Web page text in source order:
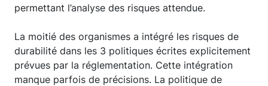
permettant l’analyse des risques attendue.
La moitié des organismes a intégré les risques de
durabilité dans les 3 politiques écrites explicitement
prévues par la réglementation. Cette intégration
manque parfois de précisions. La politique de